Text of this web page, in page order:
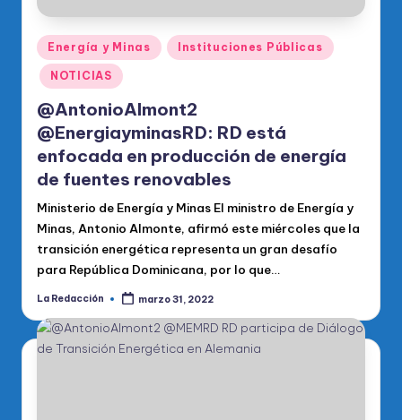
Publicado
en
Energía y Minas Instituciones Públicas
NOTICIAS
@AntonioAlmont2
@EnergiayminasRD: RD está
enfocada en producción de energía
de fuentes renovables
Ministerio de Energía y Minas El ministro de Energía y
Minas, Antonio Almonte, afirmó este miércoles que la
transición energética representa un gran desafío
para República Dominicana, por lo que…
Publicado
La Redacción marzo 31, 2022